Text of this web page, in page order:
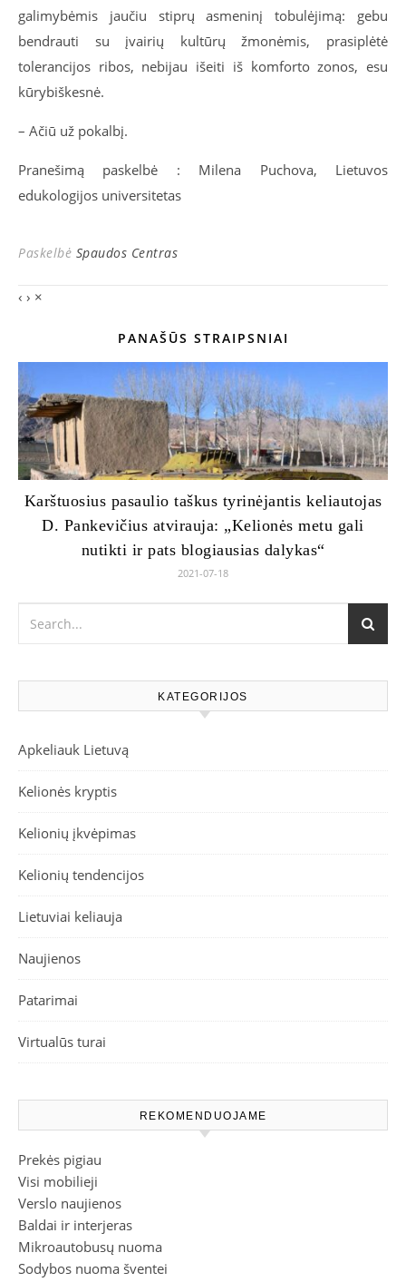
galimybėmis jaučiu stiprų asmeninį tobulėjimą: gebu
bendrauti su įvairių kultūrų žmonėmis, prasiplėtė
tolerancijos ribos, nebijau išeiti iš komforto zonos, esu
kūrybiškesnė.
– Ačiū už pokalbį.
Pranešimą paskelbė : Milena Puchova, Lietuvos
edukologijos universitetas
Paskelbė Spaudos Centras
‹ › ×
PANAŠŪS STRAIPSNIAI
Karštuosius pasaulio taškus tyrinėjantis keliautojas
D. Pankevičius atvirauja: „Kelionės metu gali
nutikti ir pats blogiausias dalykas“
2021-07-18
KATEGORIJOS
Apkeliauk Lietuvą
Kelionės kryptis
Kelionių įkvėpimas
Kelionių tendencijos
Lietuviai keliauja
Naujienos
Patarimai
Virtualūs turai
REKOMENDUOJAME
Prekės pigiau
Visi mobilieji
Verslo naujienos
Baldai ir interjeras
Mikroautobusų nuoma
Sodybos nuoma šventei